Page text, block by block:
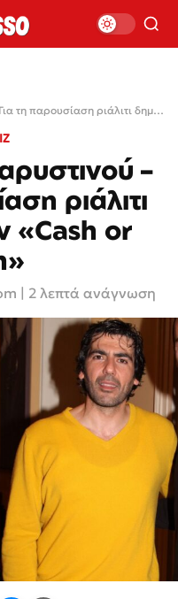
Τσαλίκης VS Καρυστινού – Για τη παρουσίαση ριάλιτι δημοπρασιών «Cash or Trash»
–
ριάλιτι
«Cash or
| 2 λεπτά ανάγνωση